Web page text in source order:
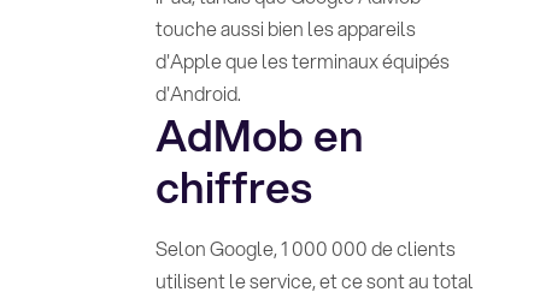
touche aussi bien les appareils
d'Apple que les terminaux équipés
d'Android.
AdMob en
chiffres
Selon Google, 1 000 000 de clients
utilisent le service, et ce sont au total